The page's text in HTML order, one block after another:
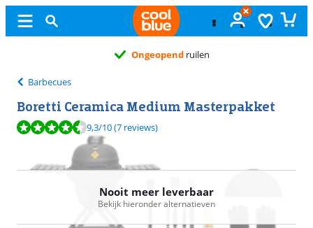
Ongeopend ruilen
Barbecues
Boretti Ceramica Medium Masterpakket
Beoordeling is 9,3 van de 10, gebaseerd op 7 reviews.
9,3/10(7 reviews)
Nooit meer leverbaar
Bekijk hieronder alternatieven